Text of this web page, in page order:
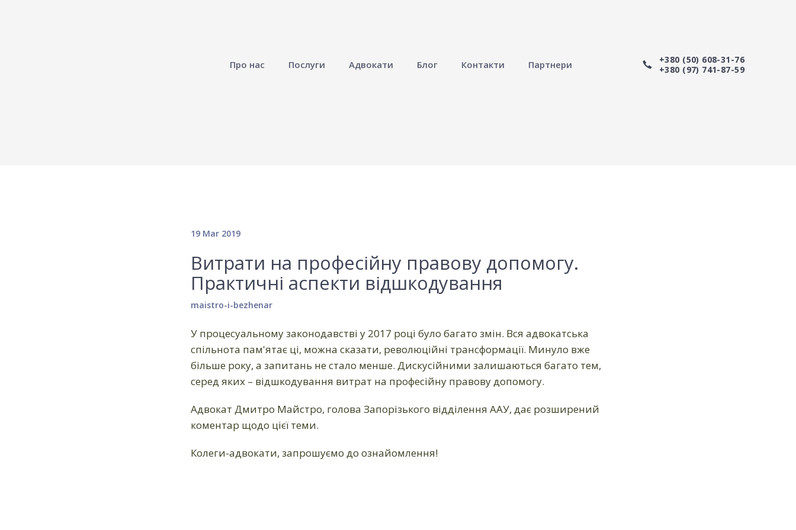
Про нас Послуги Адвокати Блог Контакти Партнери
+380 (50) 608-31-76
+380 (97) 741-87-59
19 Mar 2019
Витрати на професійну правову допомогу.
Практичні аспекти відшкодування
maistro-i-bezhenar
У процесуальному законодавстві у 2017 році було багато змін. Вся адвокатська
спільнота пам'ятає ці, можна сказати, революційні трансформації. Минуло вже
більше року, а запитань не стало менше. Дискусійними залишаються багато тем,
серед яких – відшкодування витрат на професійну правову допомогу.
Адвокат Дмитро Майстро, голова Запорізького відділення ААУ, дає розширений
коментар щодо цієї теми.
Колеги-адвокати, запрошуємо до ознайомлення!